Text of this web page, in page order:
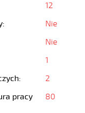
12
Nie
Nie
1
2
pracy
80